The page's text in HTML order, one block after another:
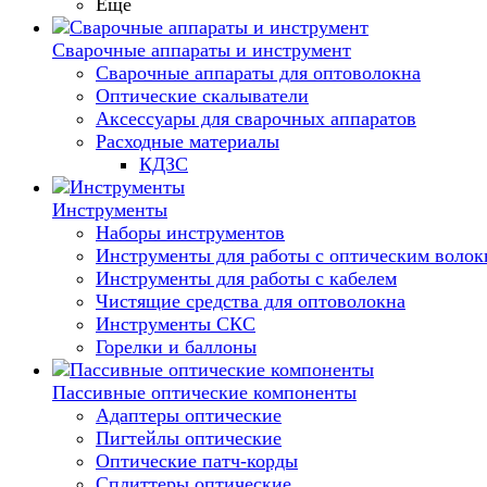
Еще
Сварочные аппараты и инструмент
Сварочные аппараты для оптоволокна
Оптические скалыватели
Аксессуары для сварочных аппаратов
Расходные материалы
КДЗС
Инструменты
Наборы инструментов
Инструменты для работы с оптическим
Инструменты для работы с кабелем
Чистящие средства для оптоволокна
Инструменты СКС
Горелки и баллоны
Пассивные оптические компоненты
Адаптеры оптические
Пигтейлы оптические
Оптические патч-корды